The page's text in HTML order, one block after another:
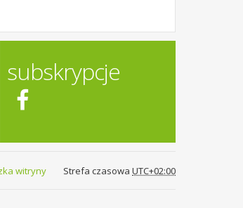
subskrypcje
Strefa czasowa UTC+02:00
witryny